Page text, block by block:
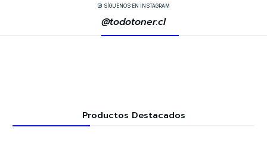
SÍGUENOS EN INSTAGRAM
@todotoner.cl
Productos Destacados